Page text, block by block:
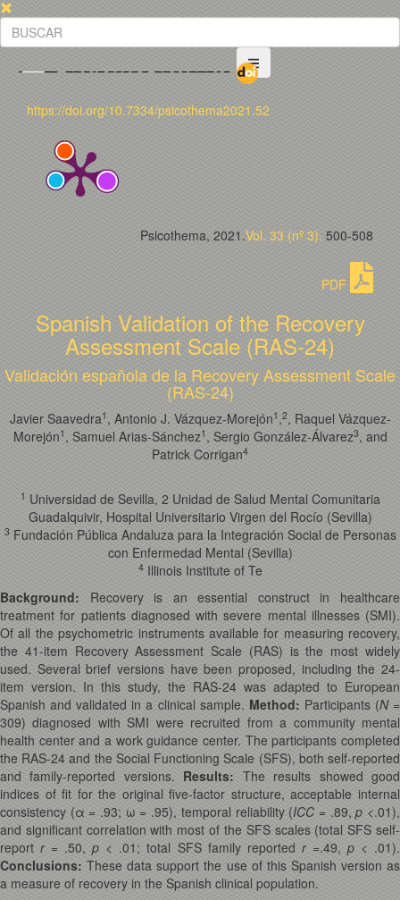
https://doi.org/10.7334/psicothema2021.52
Psicothema, 2021.Vol. 33 (nº 3). 500-508
PDF
Spanish Validation of the Recovery
Assessment Scale (RAS-24)
Validación española de la Recovery Assessment Scale
(RAS-24)
Javier Saavedra1 , Antonio J. Vázquez-Morejón1 ,2, Raquel Vázquez-
Morejón1 , Samuel Arias-Sánchez1 , Sergio González-Álvarez3, and
Patrick Corrigan4
1 Universidad de Sevilla, 2 Unidad de Salud Mental Comunitaria
Guadalquivir, Hospital Universitario Virgen del Rocío (Sevilla)
3Fundación Pública Andaluza para la Integración Social de Personas
con Enfermedad Mental (Sevilla)
4Illinois Institute of Te
Background: Recovery is an essential construct in healthcare
treatment for patients diagnosed with severe mental illnesses (SMI).
Of all the psychometric instruments available for measuring recovery,
the 41-item Recovery Assessment Scale (RAS) is the most widely
used. Several brief versions have been proposed, including the 24-
item version. In this study, the RAS-24 was adapted to European
Spanish and validated in a clinical sample. Method: Participants (N=
309) diagnosed with SMI were recruited from a community mental
health center and a work guidance center. The participants completed
the RAS-24 and the Social Functioning Scale (SFS), both self-reported
and family-reported versions. Results: The results showed good
indices of fit for the original five-factor structure, acceptable internal
consistency (α = .93; ω = .95), temporal reliability (ICC = .89,p <.01),
and significant correlation with most of the SFS scales (total SFS self-
reportr= .50,p < .01; total SFS family reported r=.49, p< .01).
Conclusions: These data support the use of this Spanish version as
a measure of recovery in the Spanish clinical population.